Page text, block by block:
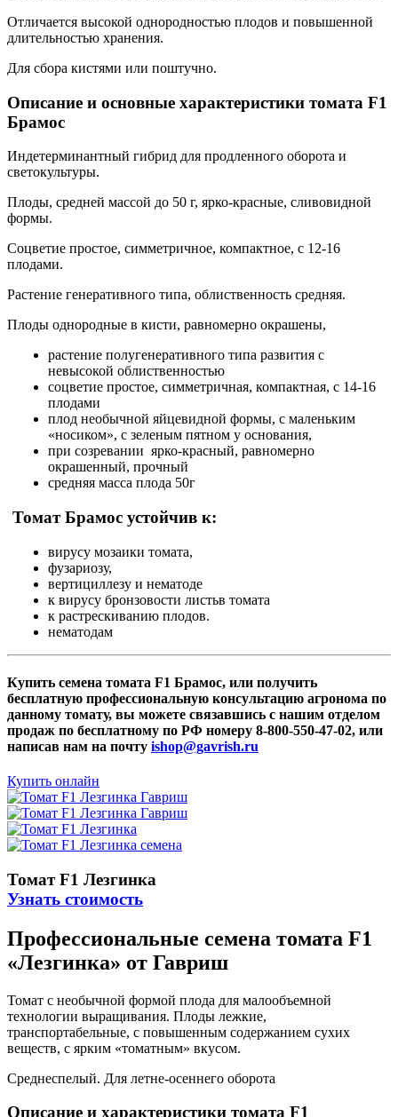
Отличается высокой однородностью плодов и повышенной
длительностью хранения.
Для сбора кистями или поштучно.
Описание и основные характеристики томата F1
Брамос
Индетерминантный гибрид для продленного оборота и
светокультуры.
Плоды, средней массой до 50 г, ярко-красные, сливовидной
формы.
Соцветие простое, симметричное, компактное, с 12-16
плодами.
Растение генеративного типа, облиственность средняя.
Плоды однородные в кисти, равномерно окрашены,
растение полугенеративного типа развития с
невысокой облиственностью
соцветие простое, симметричная, компактная, с 14-16
плодами
плод необычной яйцевидной формы, с маленьким
«носиком», с зеленым пятном у основания,
при созревании ярко-красный, равномерно
окрашенный, прочный
средняя масса плода 50г
Томат Брамос устойчив к:
вирусу мозаики томата,
фузариозу,
вертициллезу и нематоде
к вирусу бронзовости листьв томата
к растрескиванию плодов.
нематодам
Купить семена томата F1 Брамос, или получить
бесплатную профессиональную консультацию агронома по
данному томату, вы можете связавшись с нашим отделом
продаж по бесплатному по РФ номеру 8-800-550-47-02, или
написав нам на почту ishop@gavrish.ru
Купить онлайн
Томат F1 Лезгинка
Узнать стоимость
Профессиональные семена томата F1
«Лезгинка» от Гавриш
Томат с необычной формой плода для малообъемной
технологии выращивания. Плоды лежкие,
транспортабельные, с повышенным содержанием сухих
веществ, с ярким «томатным» вкусом.
Среднеспелый. Для летне-осеннего оборота
Описание и характеристики томата F1